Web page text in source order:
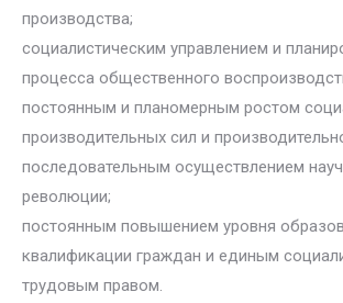
производства;
социалистическим управлением и
процесса общественного
постоянным и планомерным ростом
производительных сил и
последовательным осуществлением
революции;
постоянным повышением уровня
квалификации граждан и единым
трудовым правом.